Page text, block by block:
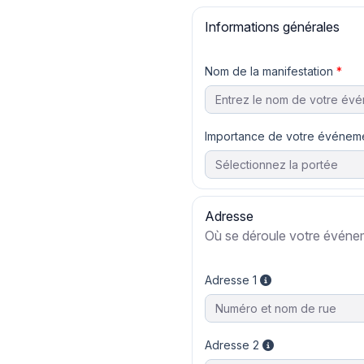
Informations générales
Nom de la manifestation
Importance de votre
Adresse
Où se déroule votre
Adresse 1
Adresse 2